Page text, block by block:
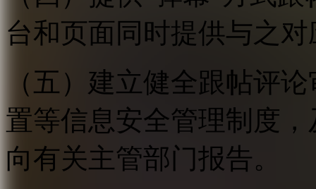
台和页面同时提供与之
（五）建立健全跟帖评
置等信息安全管理制度
向有关主管部门报告。